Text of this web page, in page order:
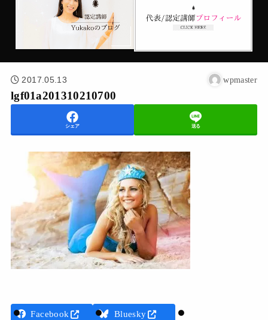
2017.05.13 wpmaster
lgf01a201310210700
シェア 送る
Facebook Bluesky